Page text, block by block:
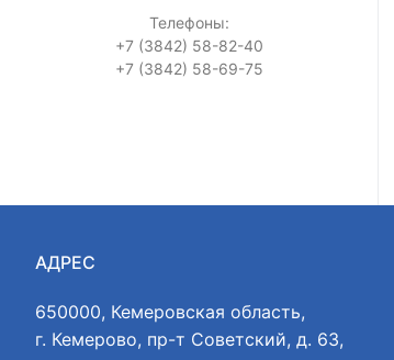
Телефоны:
+7 (3842) 58-82-40
+7 (3842) 58-69-75
АДРЕС
650000, Кемеровская область,
г. Кемерово, пр-т Советский, д. 63,